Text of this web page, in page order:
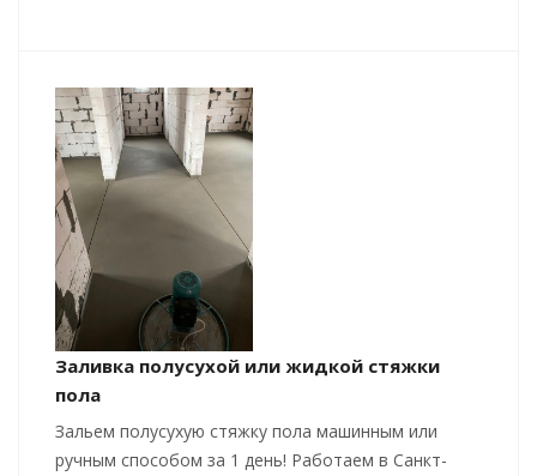
Заливка полусухой или жидкой стяжки
пола
Зальем полусухую стяжку пола машинным или
ручным способом за 1 день! Работаем в Санкт-